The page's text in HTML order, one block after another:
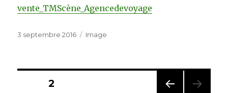
vente_TMScène_Agencedevoyage
Publié
3 septembre 2016 Format
Image
Navigation
PAGE2